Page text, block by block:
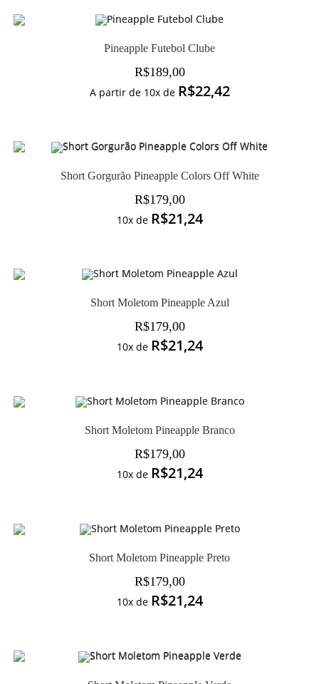
Pineapple Futebol Clube
R$189,00
A partir de 10x de R$22,42
Short Gorgurão Pineapple Colors Off White
R$179,00
10x de R$21,24
Short Moletom Pineapple Azul
R$179,00
10x de R$21,24
Short Moletom Pineapple Branco
R$179,00
10x de R$21,24
Short Moletom Pineapple Preto
R$179,00
10x de R$21,24